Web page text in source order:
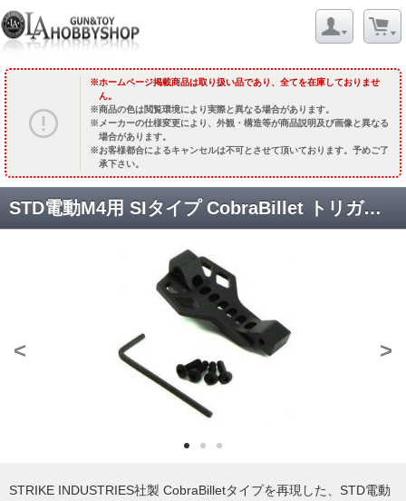
ホームページ掲載商品は取り扱い品であり、全てを在庫しておりませ
ん。
商品の色は閲覧環境により実際と異なる場合があります。
メーカーの仕様変更により、外観・構造等が商品説明及び画像と異なる
場合があります。
お客様都合によるキャンセルは不可とさせて頂いております。予めご了
承下さい。
STD電動M4用 SIタイプ CobraBillet トリガーガード [KW-KU-SI-07] [取寄]
< >
STRIKE INDUSTRIES社製 CobraBilletタイプを再現した、STD電動